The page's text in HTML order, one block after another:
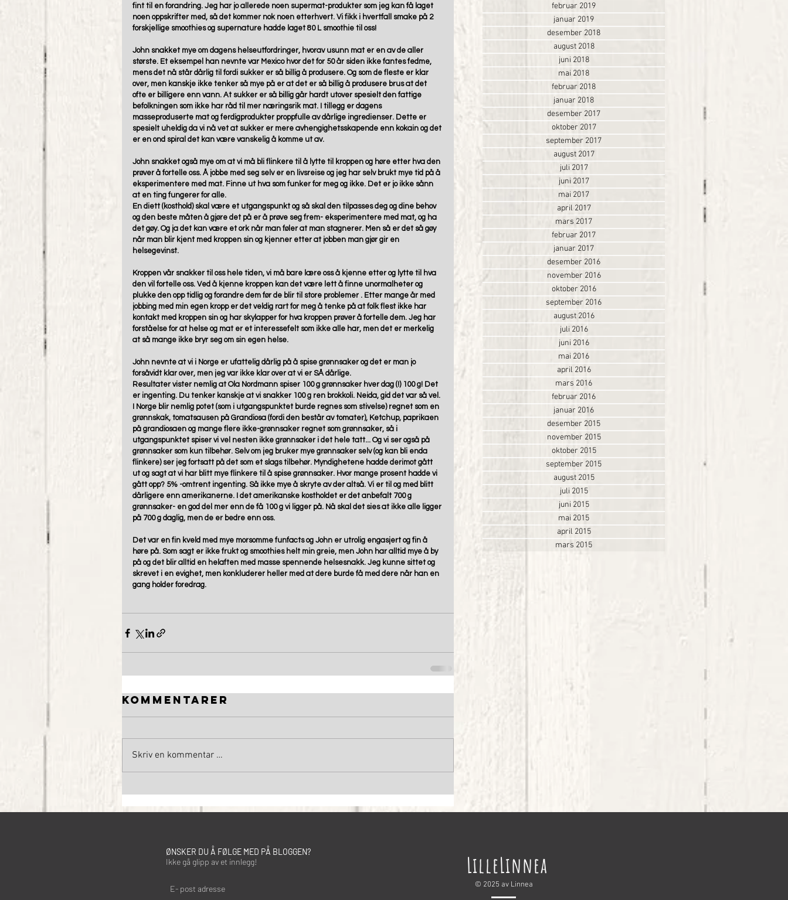
fint til en forandring. Jeg har jo allerede noen supermat-produkter som jeg kan få laget
noen oppskrifter med, så det kommer nok noen etterhvert. Vi fikk i hvertfall smake på 2
forskjellige smoothies og supernature hadde laget 80 L smoothie til oss!
John snakket mye om dagens helseutfordringer, hvorav usunn mat er en av de aller
største. Et eksempel han nevnte var Mexico hvor det for 50 år siden ikke fantes fedme,
mens det nå står dårlig til fordi sukker er så billig å produsere. Og som de fleste er klar
over, men kanskje ikke tenker så mye på er at det er så billig å produsere brus at det
ofte er billigere enn vann. At sukker er så billig går hardt utover spesielt den fattige
befolkningen som ikke har råd til mer næringsrik mat. I tillegg er dagens
masseproduserte mat og ferdigprodukter proppfulle av dårlige ingredienser. Dette er
spesielt uheldig da vi nå vet at sukker er mere avhengighetsskapende enn kokain og det
er en ond spiral det kan være vanskelig å komme ut av.
John snakket også mye om at vi må bli flinkere til å lytte til kroppen og høre etter hva den
prøver å fortelle oss. Å jobbe med seg selv er en livsreise og jeg har selv brukt mye tid på å
eksperimentere med mat. Finne ut hva som funker for meg og ikke. Det er jo ikke sånn
at en ting fungerer for alle.
En diett (kosthold) skal være et utgangspunkt og så skal den tilpasses deg og dine behov
og den beste måten å gjøre det på er å prøve seg frem- eksperimentere med mat, og ha
det gøy. Og ja det kan være et ork når man føler at man stagnerer. Men så er det så gøy
når man blir kjent med kroppen sin og kjenner etter at jobben man gjør gir en
helsegevinst.
Kroppen vår snakker til oss hele tiden, vi må bare lære oss å kjenne etter og lytte til hva
den vil fortelle oss. Ved å kjenne kroppen kan det være lett å finne unormalheter og
plukke den opp tidlig og forandre dem før de blir til store problemer . Etter mange år med
jobbing med min egen kropp er det veldig rart for meg å tenke på at folk flest ikke har
kontakt med kroppen sin og har skylapper for hva kroppen prøver å fortelle dem. Jeg har
forståelse for at helse og mat er et interessefelt som ikke alle har, men det er merkelig
at så mange ikke bryr seg om sin egen helse.
John nevnte at vi i Norge er ufattelig dårlig på å spise grønnsaker og det er man jo
forsåvidt klar over, men jeg var ikke klar over at vi er SÅ dårlige.
Resultater vister nemlig at Ola Nordmann spiser 100 g grønnsaker hver dag (!) 100 g! Det
er ingenting. Du tenker kanskje at vi snakker 100 g ren brokkoli. Neida, gid det var så vel.
I Norge blir nemlig potet (som i utgangspunktet burde regnes som stivelse) regnet som en
grønnskak, tomatsausen på Grandiosa (fordi den består av tomater), Ketchup, paprikaen
på grandiosaen og mange flere ikke-grønnsaker regnet som grønnsaker, så i
utgangspunktet spiser vi vel nesten ikke grønnsaker i det hele tatt... Og vi ser også på
grønnsaker som kun tilbehør. Selv om jeg bruker mye grønnsaker selv (og kan bli enda
flinkere) ser jeg fortsatt på det som et slags tilbehør. Myndighetene hadde derimot gått
ut og sagt at vi har blitt mye flinkere til å spise grønnsaker. Hvor mange prosent hadde vi
gått opp? 5% -omtrent ingenting. Så ikke mye å skryte av der altså. Vi er til og med blitt
dårligere enn amerikanerne. I det amerikanske kostholdet er det anbefalt 700 g
grønnsaker- en god del mer enn de få 100 g vi ligger på. Nå skal det sies at ikke alle ligger
på 700 g daglig, men de er bedre enn oss.
Det var en fin kveld med mye morsomme funfacts og John er utrolig engasjert og fin å
høre på. Som sagt er ikke frukt og smoothies helt min greie, men John har alltid mye å by
på og det blir alltid en helaften med masse spennende helsesnakk. Jeg kunne sittet og
skrevet i en evighet, men konkluderer heller med at dere burde få med dere når han en
gang holder foredrag.
Kommentarer
Skriv en kommentar …
februar 2019
januar 2019
desember 2018
august 2018
juni 2018
mai 2018
februar 2018
januar 2018
desember 2017
oktober 2017
september 2017
august 2017
juli 2017
juni 2017
mai 2017
april 2017
mars 2017
februar 2017
januar 2017
desember 2016
november 2016
oktober 2016
september 2016
august 2016
juli 2016
juni 2016
mai 2016
april 2016
mars 2016
februar 2016
januar 2016
desember 2015
november 2015
oktober 2015
september 2015
august 2015
juli 2015
juni 2015
mai 2015
april 2015
mars 2015
ØNSKER DU Å FØLGE MED PÅ BLOGGEN?
Ikke gå glipp av et innlegg!
LilleLinnea
© 2025 av Linnea